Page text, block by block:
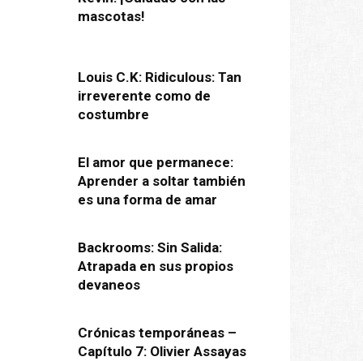
mascotas!
Louis C.K: Ridiculous: Tan
irreverente como de
costumbre
El amor que permanece:
Aprender a soltar también
es una forma de amar
Backrooms: Sin Salida:
Atrapada en sus propios
devaneos
Crónicas temporáneas –
Capítulo 7: Olivier Assayas